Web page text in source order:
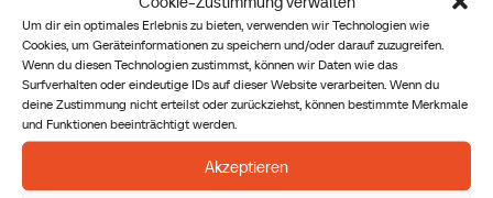
Um dir ein optimales Erlebnis zu bieten, verwenden wir Technologien wie
Cookies, um Geräteinformationen zu speichern und/oder darauf zuzugreifen.
Wenn du diesen Technologien zustimmst, können wir Daten wie das
Surfverhalten oder eindeutige IDs auf dieser Website verarbeiten. Wenn du
deine Zustimmung nicht erteilst oder zurückziehst, können bestimmte Merkmale
und Funktionen beeinträchtigt werden.
Akzeptieren
Februar 2026
Januar 2026
Dezember 2025
November 2025
Oktober 2025